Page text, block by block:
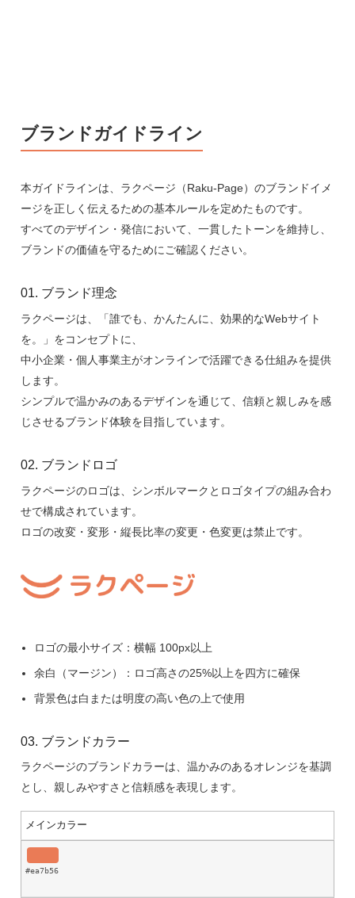
ブランドガイドライン
本ガイドラインは、ラクページ（Raku-Page）のブランドイメ
ージを正しく伝えるための基本ルールを定めたものです。
すべてのデザイン・発信において、一貫したトーンを維持し、
ブランドの価値を守るためにご確認ください。
01. ブランド理念
ラクページは、「誰でも、かんたんに、効果的なWebサイト
を。」をコンセプトに、
中小企業・個人事業主がオンラインで活躍できる仕組みを提供
します。
シンプルで温かみのあるデザインを通じて、信頼と親しみを感
じさせるブランド体験を目指しています。
02. ブランドロゴ
ラクページのロゴは、シンボルマークとロゴタイプの組み合わ
せで構成されています。
ロゴの改変・変形・縦長比率の変更・色変更は禁止です。
ロゴの最小サイズ：横幅 100px以上
余白（マージン）：ロゴ高さの25%以上を四方に確保
背景色は白または明度の高い色の上で使用
03. ブランドカラー
ラクページのブランドカラーは、温かみのあるオレンジを基調
とし、親しみやすさと信頼感を表現します。
メインカラー
#ea7b56